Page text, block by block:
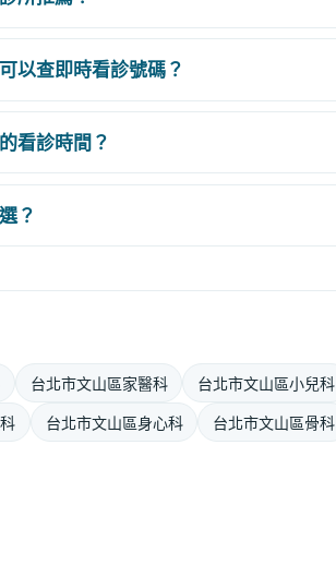
以查即時看診號碼？
看診時間？
？
台北市文山區家醫科 台北市文山區小兒科
台北市文山區身心科 台北市文山區骨科